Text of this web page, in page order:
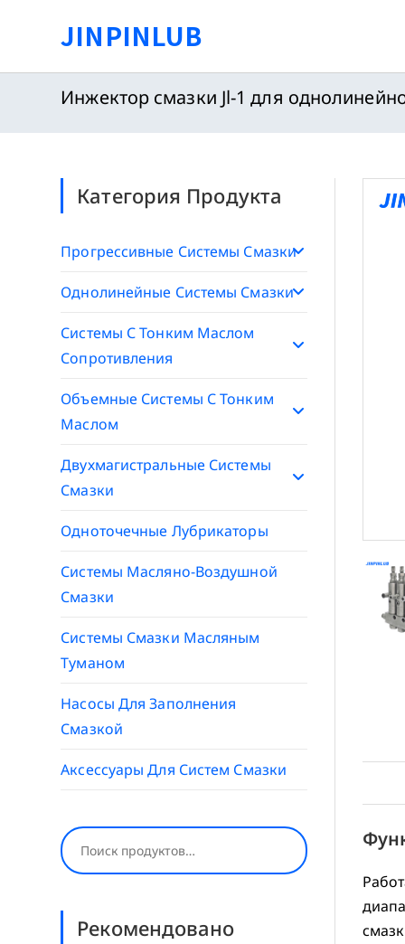
содержимомуJINPINLUB
Инжектор смазки Jl-1 для
Категория Продукта
Прогрессивные Системы Смазки
Однолинейные Системы Смазки
Системы С Тонким Маслом
Сопротивления
Объемные Системы С Тонким
Маслом
Двухмагистральные Системы
Смазки
Одноточечные Лубрикаторы
Системы Масляно-Воздушной
Смазки
Системы Смазки Масляным
Туманом
Насосы Для Заполнения
Смазкой
Аксессуары Для Систем Смазки
Поиск
Рекомендовано